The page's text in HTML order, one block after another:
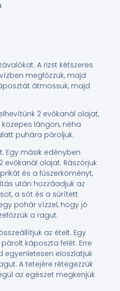
A rizst kétszeres
megfőzzük, majd
átmossuk, majd
2 evőkanál olajat,
lángon, néha
puhára pároljuk.
Egy másik edényben
olajat. Rászórjuk
és a fűszerköményt,
után hozzáadjuk az
a sót és a sűrített
pohár vízzel, hogy jó
a ragut.
az ételt. Egy
káposzta felét. Erre
egyenletesen eloszlatjuk
A tetejére rétegezzük
az egészet megkenjük